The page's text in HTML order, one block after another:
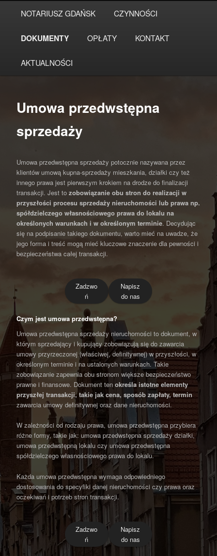
NOTARIUSZ GDAŃSK CZYNNOŚCI
DOKUMENTY OPŁATY KONTAKT
AKTUALNOŚCI
Umowa przedwstępna
sprzedaży
Umowa przedwstępna sprzedaży potocznie nazywana przez
klientów umową kupna-sprzedaży mieszkania, działki czy też
innego prawa jest pierwszym krokiem na drodze do finalizacji
transakcji. Jest to zobowiązanie obu stron do realizacji w
przyszłości procesu sprzedaży nieruchomości lub prawa np.
spółdzielczego własnościowego prawa do lokalu na
określonych warunkach i w określonym terminie. Decydując
się na podpisanie takiego dokumentu, warto mieć na uwadze, że
jego forma i treść mogą mieć kluczowe znaczenie dla pewności i
bezpieczeństwa całej transakcji.
Zadzwo
ń
Napisz
do nas
Czym jest umowa przedwstępna?
Umowa przedwstępna sprzedaży nieruchomości to dokument, w
którym sprzedający i kupujący zobowiązują się do zawarcia
umowy przyrzeczonej (właściwej, definitywnej) w przyszłości, w
określonym terminie i na ustalonych warunkach. Takie
zobowiązanie zapewnia obu stronom większe bezpieczeństwo
prawne i finansowe. Dokument tenokreśla istotne elementy
przyszłej transakcji, takie jak cena, sposób zapłaty, termin
zawarcia umowy definitywnej oraz dane nieruchomości.
W zależności od rodzaju prawa, umowa przedwstępna przybiera
różne formy, takie jak: umowa przedwstępna sprzedaży działki,
umowa przedwstępną lokalu czy umowa przedwstępna
spółdzielczego własnościowego prawa do lokalu.
Każda umowa przedwstępna wymaga odpowiedniego
dostosowania do specyfiki danej nieruchomości czy prawa oraz
oczekiwań i potrzeb stron transakcji.
Zadzwo
ń
Napisz
do nas